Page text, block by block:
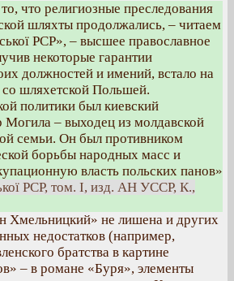
что религиозные преследования
шляхты продолжались, – читаем
PCP», – высшее православное
некоторые гарантии
должностей и имений, встало на
со шляхетской Польшей.
политики был киевский
Могила – выходец из молдавской
семьи. Он был противником
борьбы народных масс и
власть польских панов»
PCP, том. I, изд. АН УССР, К.,
Хмельницкий» не лишена и других
недостатков (например,
братства в картине
– в романе «Буря», элементы